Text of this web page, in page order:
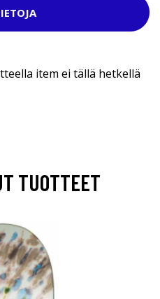
item ei tällä hetkellä
TUOTTEET